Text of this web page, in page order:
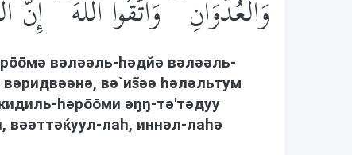
وَالْعُدْوَانِ ۚ وَاتَّقُوا اللَّهَ
вəлəəль-həдйə вəлəəль-
вə`из̃əə həлəльтум
həрōōми əŋŋ-тə'тəдуу
вəəттəќуул-лаh, иннəл-лаhə